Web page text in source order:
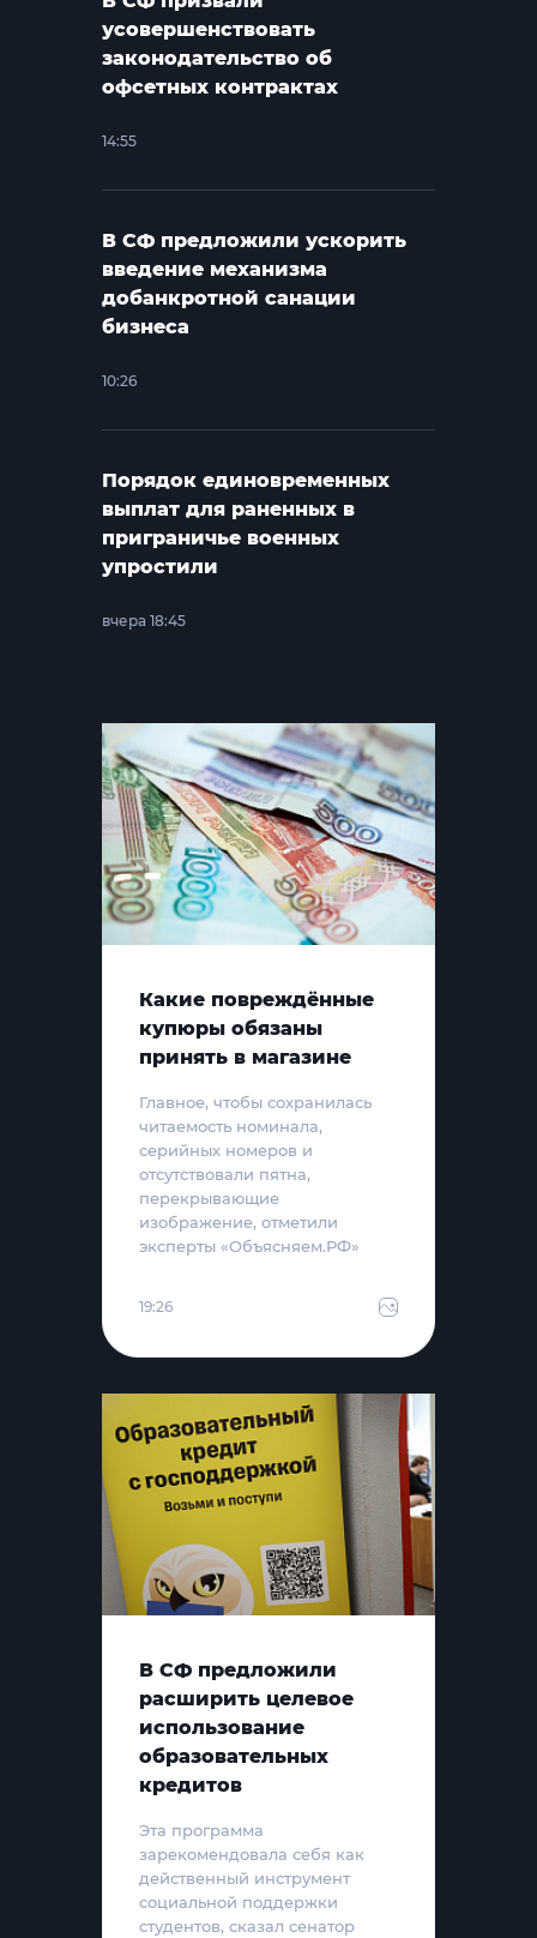
усовершенствовать
законодательство об
офсетных контрактах
14:55
В СФ предложили ускорить
введение механизма
добанкротной санации
бизнеса
10:26
Порядок единовременных
выплат для раненных в
приграничье военных
упростили
вчера 18:45
Какие повреждённые
купюры обязаны
принять в магазине
Главное, чтобы сохранилась
читаемость номинала,
серийных номеров и
отсутствовали пятна,
перекрывающие
изображение, отметили
эксперты «Объясняем.РФ»
19:26
В СФ предложили
расширить целевое
использование
образовательных
кредитов
Эта программа
зарекомендовала себя как
действенный инструмент
социальной поддержки
студентов, сказал сенатор